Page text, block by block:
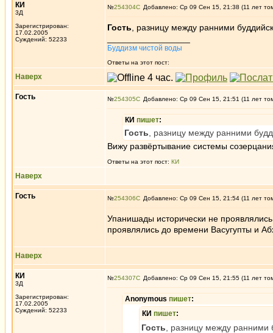
КИ
3Д
Зарегистрирован:
17.02.2005
Суждений: 52233
№254304 Добавлено: Ср 09 Сен 15, 21:38 (11 лет
Гость , разницу между ранними
Буддизм чистой воды
Ответы на этот пост:
Наверх
Гость №254305 Добавлено: Ср 09 Сен 15, 21:51 (11 лет
КИ пишет:
Гость , разницу между ранними
Вижу развёртывание системы
Ответы на этот пост: КИ
Наверх
Гость №254306 Добавлено: Ср 09 Сен 15, 21:54 (11 лет
Упанишады исторически не
проявлялись до времени Васугупты и
Наверх
КИ
3Д
Зарегистрирован:
17.02.2005
Суждений: 52233
№254307 Добавлено: Ср 09 Сен 15, 21:55 (11 лет
Anonymous пишет:
КИ пишет:
Гость , разницу между